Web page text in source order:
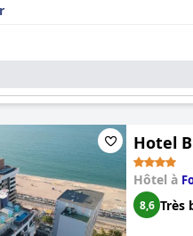
de balcons avec vue sur
entretien méticuleux des
Carmel Cumbuco Resortreçoit
et le haut niveau de
de spa et de salle de sport
d'équipements modernes et
principale, plusieurs
points à améliorer, tels que
Hotel
Hôtel à
8,6 Très